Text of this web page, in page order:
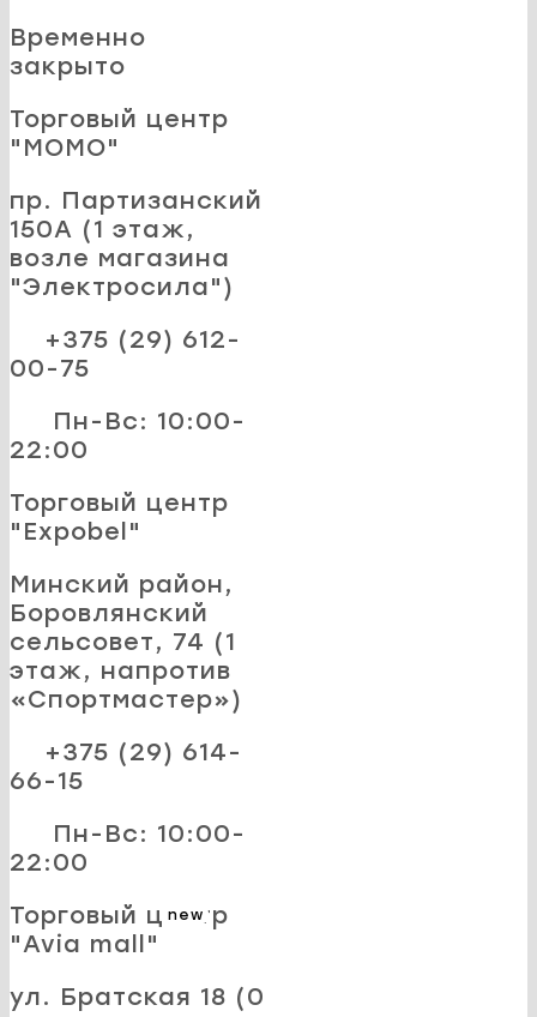
Временно
закрыто
Торговый центр
"MOMO"
пр. Партизанский
150А (1 этаж,
возле магазина
"Электросила")
+375 (29) 612-
00-75
Пн-Вс: 10:00-
22:00
Торговый центр
"Expobel"
Минский район,
Боровлянский
сельсовет, 74 (1
этаж, напротив
«Спортмастер»)
+375 (29) 614-
66-15
Пн-Вс: 10:00-
22:00
new
Торговый центр
"Avia mall"
ул. Братская 18 (0